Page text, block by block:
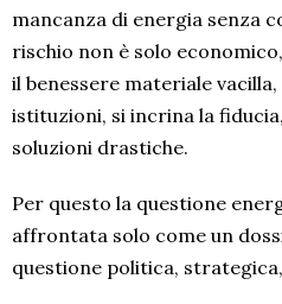
mancanza di energia senza
rischio non è solo
il benessere materiale
istituzioni, si incrina la
soluzioni drastiche.
Per questo la questione
affrontata solo come un
questione politica,